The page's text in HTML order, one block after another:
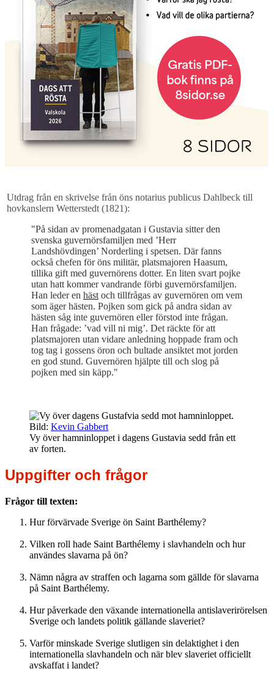
Utdrag från en skrivelse från öns notarius publicus Dahlbeck till
hovkanslern Wetterstedt (1821):
"På sidan av promenadgatan i Gustavia sitter den
svenska guvernörsfamiljen med ’Herr
Landshövdingen’ Norderling i spetsen. Där fanns
också chefen för öns militär, platsmajoren Haasum,
tillika gift med guvernörens dotter. En liten svart pojke
utan hatt kommer vandrande förbi guvernörsfamiljen.
Han leder en hästoch tillfrågas av guvernören om vem
som äger hästen. Pojken som gick på andra sidan av
hästen såg inte guvernören eller förstod inte frågan.
Han frågade: ’vad vill ni mig’. Det räckte för att
platsmajoren utan vidare anledning hoppade fram och
tog tag i gossens öron och bultade ansiktet mot jorden
en god stund. Guvernören hjälpte till och slog på
pojken med sin käpp."
Bild: Kevin Gabbert
Vy över hamninloppet i dagens Gustavia sedd från ett
av forten.
Uppgifter och frågor
Frågor till texten:
Hur förvärvade Sverige ön Saint Barthélemy?
Vilken roll hade Saint Barthélemy i slavhandeln och hur
användes slavarna på ön?
Nämn några av straffen och lagarna som gällde för slavarna
på Saint Barthélemy.
Hur påverkade den växande internationella antislaverirörelsen
Sverige och landets politik gällande slaveriet?
Varför minskade Sverige slutligen sin delaktighet i den
internationella slavhandeln och när blev slaveriet officiellt
avskaffat i landet?